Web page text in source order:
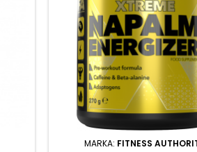
MARKA: FITNESS